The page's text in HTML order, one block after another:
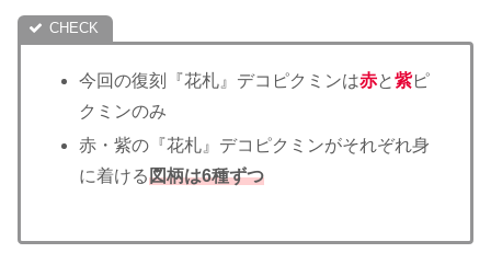
今回の復刻『花札』デコピクミンは赤と紫ピ
クミンのみ
赤・紫の『花札』デコピクミンがそれぞれ身
に着ける図柄は6種ずつ